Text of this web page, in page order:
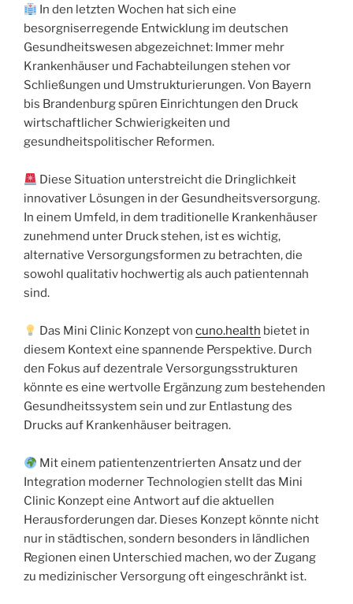
In den letzten Wochen hat sich eine
besorgniserregende Entwicklung im deutschen
Gesundheitswesen abgezeichnet: Immer mehr
Krankenhäuser und Fachabteilungen stehen vor
Schließungen und Umstrukturierungen. Von Bayern
bis Brandenburg spüren Einrichtungen den Druck
wirtschaftlicher Schwierigkeiten und
gesundheitspolitischer Reformen.
Diese Situation unterstreicht die Dringlichkeit
innovativer Lösungen in der Gesundheitsversorgung.
In einem Umfeld, in dem traditionelle Krankenhäuser
zunehmend unter Druck stehen, ist es wichtig,
alternative Versorgungsformen zu betrachten, die
sowohl qualitativ hochwertig als auch patientennah
sind.
Das Mini Clinic Konzept voncuno.health bietet in
diesem Kontext eine spannende Perspektive. Durch
den Fokus auf dezentrale Versorgungsstrukturen
könnte es eine wertvolle Ergänzung zum bestehenden
Gesundheitssystem sein und zur Entlastung des
Drucks auf Krankenhäuser beitragen.
Mit einem patientenzentrierten Ansatz und der
Integration moderner Technologien stellt das Mini
Clinic Konzept eine Antwort auf die aktuellen
Herausforderungen dar. Dieses Konzept könnte nicht
nur in städtischen, sondern besonders in ländlichen
Regionen einen Unterschied machen, wo der Zugang
zu medizinischer Versorgung oft eingeschränkt ist.